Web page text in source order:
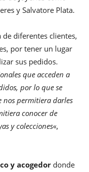
y Salvatore Plata.
diferentes clientes,
por tener un lugar
sus pedidos.
que acceden a
por lo que se
nos permitiera darles
conocer de
y colecciones«,
y acogedor donde